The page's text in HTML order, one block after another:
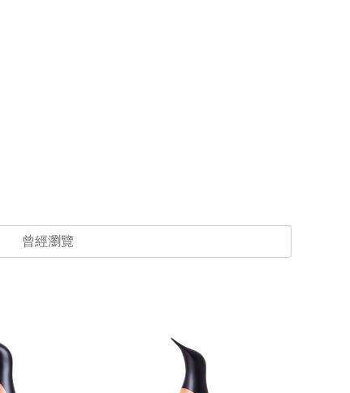
時所遇見的，各種形形色色的人物再現吧。
不見得有機會用家具布置自己的空間，那麼不妨
美好的禮物！
曾經瀏覽